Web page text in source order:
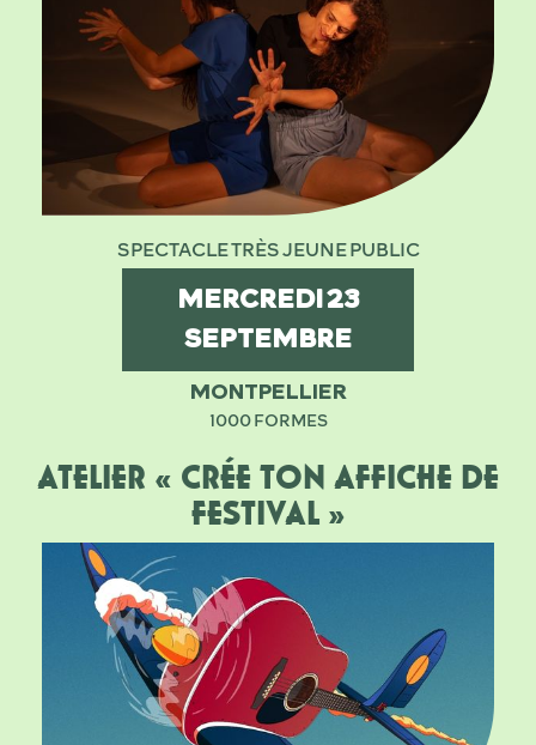
SPECTACLE TRÈS JEUNE PUBLIC
MERCREDI 23
SEPTEMBRE
MONTPELLIER
1000 FORMES
ATELIER « CRÉE TON AFFICHE DE
FESTIVAL »